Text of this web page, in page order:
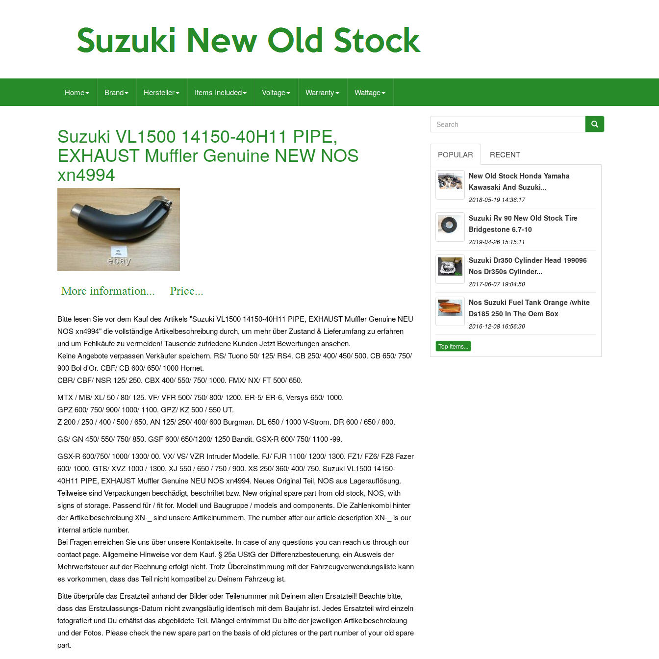
Home Brand Hersteller Items Included Voltage Warranty Wattage
Suzuki VL1500 14150-40H11 PIPE,
EXHAUST Muffler Genuine NEW NOS
xn4994
Bitte lesen Sie vor dem Kauf des Artikels "Suzuki VL1500 14150-40H11 PIPE, EXHAUST Muffler Genuine NEU
NOS xn4994" die vollständige Artikelbeschreibung durch, um mehr über Zustand & Lieferumfang zu erfahren
und um Fehlkäufe zu vermeiden! Tausende zufriedene Kunden Jetzt Bewertungen ansehen.
Keine Angebote verpassen Verkäufer speichern. RS/ Tuono 50/ 125/ RS4. CB 250/ 400/ 450/ 500. CB 650/ 750/
900 Bol d'Or. CBF/ CB 600/ 650/ 1000 Hornet.
CBR/ CBF/ NSR 125/ 250. CBX 400/ 550/ 750/ 1000. FMX/ NX/ FT 500/ 650.
MTX / MB/ XL/ 50 / 80/ 125. VF/ VFR 500/ 750/ 800/ 1200. ER-5/ ER-6, Versys 650/ 1000.
GPZ 600/ 750/ 900/ 1000/ 1100. GPZ/ KZ 500 / 550 UT.
Z 200 / 250 / 400 / 500 / 650. AN 125/ 250/ 400/ 600 Burgman. DL 650 / 1000 V-Strom. DR 600 / 650 / 800.
GS/ GN 450/ 550/ 750/ 850. GSF 600/ 650/1200/ 1250 Bandit. GSX-R 600/ 750/ 1100 -99.
GSX-R 600/750/ 1000/ 1300/ 00. VX/ VS/ VZR Intruder Modelle. FJ/ FJR 1100/ 1200/ 1300. FZ1/ FZ6/ FZ8 Fazer
600/ 1000. GTS/ XVZ 1000 / 1300. XJ 550 / 650 / 750 / 900. XS 250/ 360/ 400/ 750. Suzuki VL1500 14150-
40H11 PIPE, EXHAUST Muffler Genuine NEU NOS xn4994. Neues Original Teil, NOS aus Lagerauflösung.
Teilweise sind Verpackungen beschädigt, beschriftet bzw. New original spare part from old stock, NOS, with
signs of storage. Passend für / fit for. Modell und Baugruppe / models and components. Die Zahlenkombi hinter
der Artikelbeschreibung XN-_ sind unsere Artikelnummern. The number after our article description XN-_ is our
internal article number.
Bei Fragen erreichen Sie uns über unsere Kontaktseite. In case of any questions you can reach us through our
contact page. Allgemeine Hinweise vor dem Kauf. § 25a UStG der Differenzbesteuerung, ein Ausweis der
Mehrwertsteuer auf der Rechnung erfolgt nicht. Trotz Übereinstimmung mit der Fahrzeugverwendungsliste kann
es vorkommen, dass das Teil nicht kompatibel zu Deinem Fahrzeug ist.
Bitte überprüfe das Ersatzteil anhand der Bilder oder Teilenummer mit Deinem alten Ersatzteil! Beachte bitte,
dass das Erstzulassungs-Datum nicht zwangsläufig identisch mit dem Baujahr ist. Jedes Ersatzteil wird einzeln
fotografiert und Du erhältst das abgebildete Teil. Mängel entnimmst Du bitte der jeweiligen Artikelbeschreibung
und der Fotos. Please check the new spare part on the basis of old pictures or the part number of your old spare
part.
POPULAR RECENT
New Old Stock Honda Yamaha
Kawasaki And Suzuki...
2018-05-19 14:36:17
Suzuki Rv 90 New Old Stock Tire
Bridgestone 6.7-10
2019-04-26 15:15:11
Suzuki Dr350 Cylinder Head 199096
Nos Dr350s Cylinder...
2017-06-07 19:04:50
Nos Suzuki Fuel Tank Orange /white
Ds185 250 In The Oem Box
2016-12-08 16:56:30
Top items...